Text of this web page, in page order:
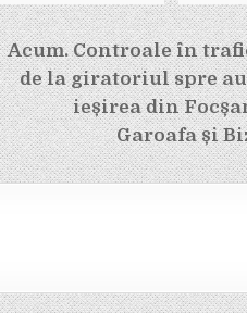
Acum. Controale în
de la giratoriul spre
ieșirea din
Garoafa și